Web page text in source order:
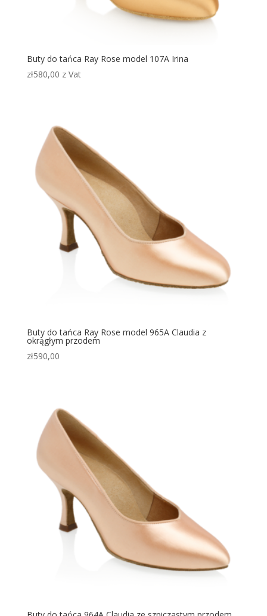
Buty do tańca Ray Rose model 107A Irina
zł580,00 z Vat
Buty do tańca Ray Rose model 965A Claudia z
okrągłym przodem
zł590,00